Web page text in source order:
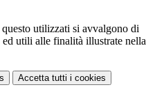
utilizzati si avvalgono di
utili alle finalità illustrate nella
Accetta tutti i cookies